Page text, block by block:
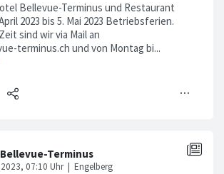
Bellevue-Terminus und Restaurant
2023 bis 5. Mai 2023 Betriebsferien.
sind wir via Mail an
terminus.ch und von Montag bi...